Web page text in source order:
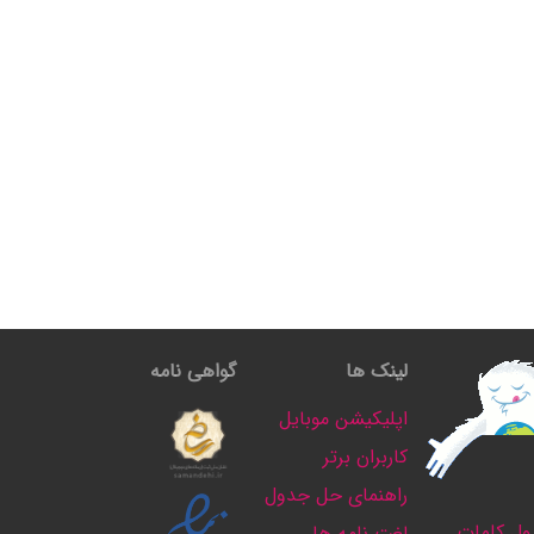
لینک ها
اپلیکیشن موبایل
کاربران برتر
راهنمای حل جدول
گواهی نامه